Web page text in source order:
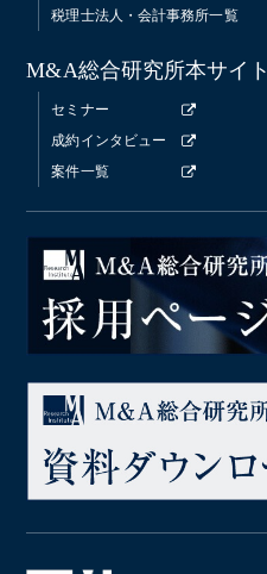
税理士法人・会計事務所一覧
M&A総合研究所本サイト
セミナー
成約インタビュー
案件一覧